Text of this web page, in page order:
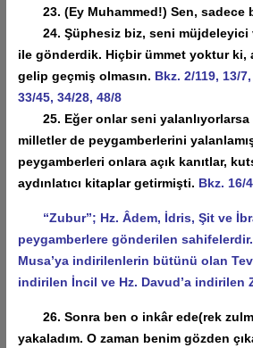
23. (Ey Muhammed!) Sen, sadece
24. Şüphesiz biz, seni müjdeleyici
ile gönderdik. Hiçbir ümmet yoktur ki,
gelip geçmiş olmasın. Bkz. 2/119, 13/
33/45, 34/28, 48/8
25. Eğer onlar seni yalanlıyorlarsa
milletler de peygamberlerini
peygamberleri onlara açık kanıtlar,
aydınlatıcı kitaplar getirmişti. Bkz. 16/
“Zubur”; Hz. Âdem, İdris, Şit ve
peygamberlere gönderilen
Musa’ya indirilenlerin bütünü olan
indirilen İncil ve Hz. Davud’a indirilen
26. Sonra ben o inkâr ede(rek
yakaladım. O zaman benim gözden